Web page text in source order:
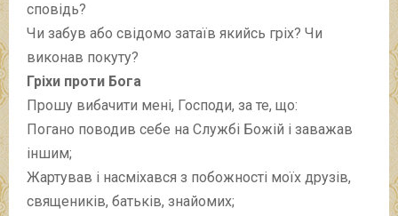
сповідь?
Чи забув або свідомо затаїв якийсь гріх? Чи
виконав покуту?
Гріхи проти Бога
Прошу вибачити мені, Господи, за те, що:
Погано поводив себе на Службі Божій і заважав
іншим;
Жартував і насміхався з побожності моїх друзів,
священиків, батьків, знайомих;